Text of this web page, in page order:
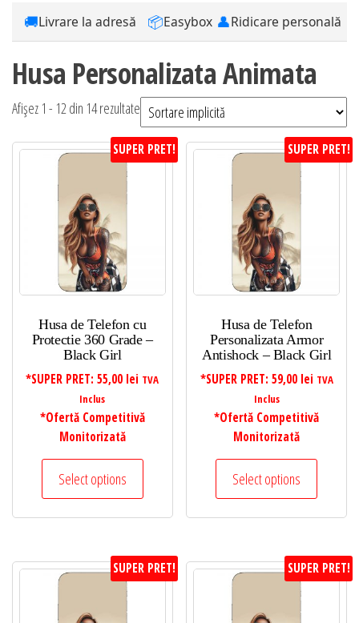
🚚Livrare la adresă 📦Easybox 👤Ridicare personală
Husa Personalizata Animata
Afișez 1 - 12 din 14 rezultate
SUPER PRET!
Husa de Telefon cu
Protectie 360 Grade –
Black Girl
*SUPER PRET:55,00 lei TVA
Inclus
*Ofertă Competitivă
Monitorizată
Select options
SUPER PRET!
Husa de Telefon
Personalizata Armor
Antishock – Black Girl
*SUPER PRET: 59,00 lei TVA
Inclus
*Ofertă Competitivă
Monitorizată
Select options
SUPER PRET! SUPER PRET!